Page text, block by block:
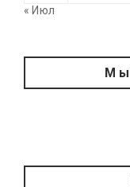
« Июл